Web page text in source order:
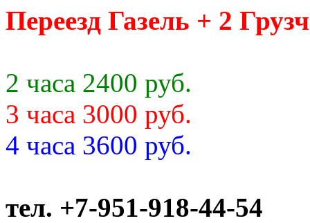
Переезд Газель + 2
2 часа 2400 руб.
3 часа 3000 руб.
4 часа 3600 руб.
тел. +7-951-918-44-54